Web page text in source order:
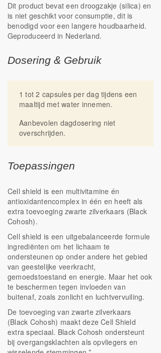
Dit product bevat een droogzakje (silica) en
is niet geschikt voor consumptie, dit is
benodigd voor een langere houdbaarheid.
Geproduceerd in Nederland.
Dosering & Gebruik
1 tot 2 capsules per dag tijdens een
maaltijd met water innemen.
Aanbevolen dagdosering niet
overschrijden.
Toepassingen
Cell shield is een multivitamine én
antioxidantencomplex in één en heeft als
extra toevoeging zwarte zilverkaars (Black
Cohosh).
Cell shield is een uitgebalanceerde formule
ingrediënten om het lichaam te
ondersteunen op onder andere het gebied
van geestelijke veerkracht,
gemoedstoestand en energie. Maar het ook
te beschermen tegen invloeden van
buitenaf, zoals zonlicht en luchtvervuiling.
De toevoeging van zwarte zilverkaars
(Black Cohosh) maakt deze Cell Shield
extra speciaal. Black Cohosh ondersteunt
bij overgangsklachten als opvliegers en